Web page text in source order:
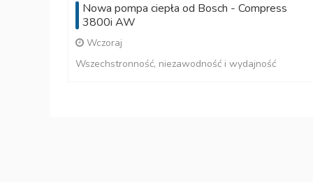
Nowa pompa ciepła od Bosch - Compress
3800i AW
Wczoraj
Wszechstronność, niezawodność i wydajność